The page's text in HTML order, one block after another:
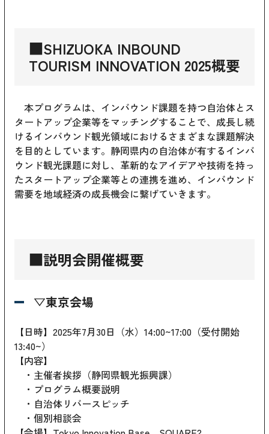
■SHIZUOKA INBOUND
TOURISM INNOVATION 2025概要
本プログラムは、インバウンド課題を持つ自治体とス
タートアップ企業等をマッチングすることで、成長し続
けるインバウンド観光領域におけるさまざまな課題解決
を目的としています。静岡県内の自治体が有するインバ
ウンド観光課題に対し、革新的なアイデアや技術を持っ
たスタートアップ企業等との連携を進め、インバウンド
需要を地域経済の成長機会に繋げていきます。
■説明会開催概要
▽東京会場
【日時】2025年7月30日（水）14:00~17:00（受付開始
13:40~）
【内容】
・主催者挨拶（静岡県観光振興課）
・プログラム概要説明
・自治体リバースピッチ
・個別相談会